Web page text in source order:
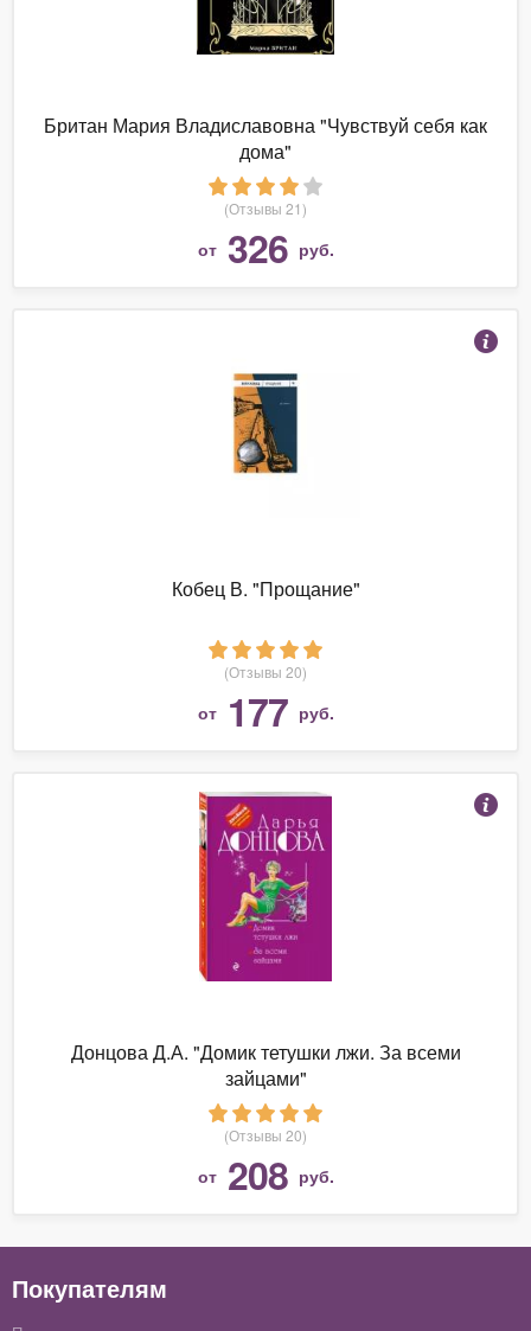
Британ Мария Владиславовна "Чувствуй себя как
дома"
(Отзывы 21)
от 326 руб.
Кобец В. "Прощание"
(Отзывы 20)
от 177 руб.
Донцова Д.А. "Домик тетушки лжи. За всеми
зайцами"
(Отзывы 20)
от 208 руб.
Покупателям